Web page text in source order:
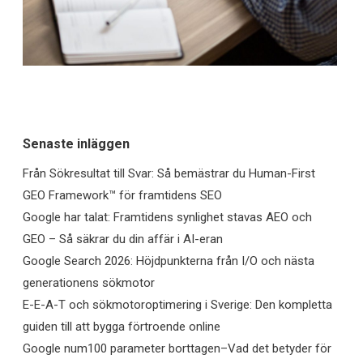
Senaste inläggen
Från Sökresultat till Svar: Så bemästrar du Human-First
GEO Framework™ för framtidens SEO
Google har talat: Framtidens synlighet stavas AEO och
GEO – Så säkrar du din affär i AI-eran
Google Search 2026: Höjdpunkterna från I/O och nästa
generationens sökmotor
E-E-A-T och sökmotoroptimering i Sverige: Den kompletta
guiden till att bygga förtroende online
Google num100 parameter borttagen–Vad det betyder för